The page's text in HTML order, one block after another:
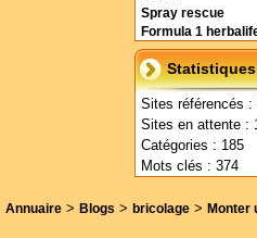
Spray rescue
Formula 1
Statistiques
Sites référencés :
Sites en attente :
Catégories : 185
Mots clés : 374
Annuaire > Blogs > bricolage > Monter